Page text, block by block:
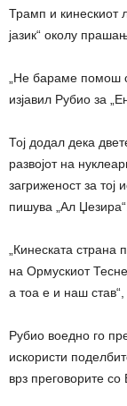
Трамп и кинескиот
јазик“ околу
„Не бараме помош
изјавил Рубио за
Тој додал дека
развојот на
загриженост за тој
пишува „Ал Џезира“.
„Кинеската
на Ормускиот
а тоа е и наш став“,
Рубио воедно го
искористи
врз преговорите со